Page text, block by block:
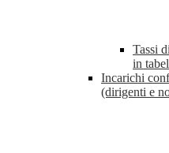
Tassi
in
Incarichi
(dirigenti e